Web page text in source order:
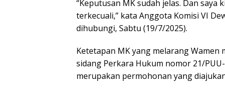
“Keputusan MK sudah jelas. Dan
terkecuali,” kata Anggota Komisi VI
dihubungi, Sabtu (19/7/2025).
Ketetapan MK yang melarang
sidang Perkara Hukum nomor 21/
merupakan permohonan yang